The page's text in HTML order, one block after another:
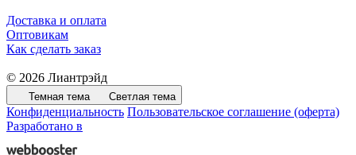
Доставка и оплата
Оптовикам
Как сделать заказ
© 2026 Лиантрэйд
Темная тема Светлая тема
Конфиденциальность Пользовательское соглашение (оферта)
Разработано в